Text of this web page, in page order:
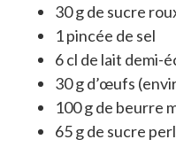
30gde sucre
1pincée de sel
6cl de lait demi-
30gd’œufs
100gde beurre
65gde sucre